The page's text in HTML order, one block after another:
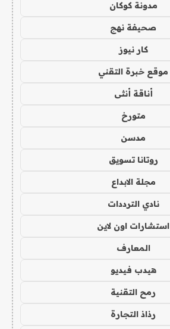
مدونة كوكان
صحيفة نهج
كار نيوز
موقع خبرة التقني
أناقة أنثى
متورخ
مدسن
روتانا تسويق
مجلة الابداع
نادي الترددات
استشارات اون لاين
المعارف
هيدب فيديو
رمح التقنية
رذاذ التجارة